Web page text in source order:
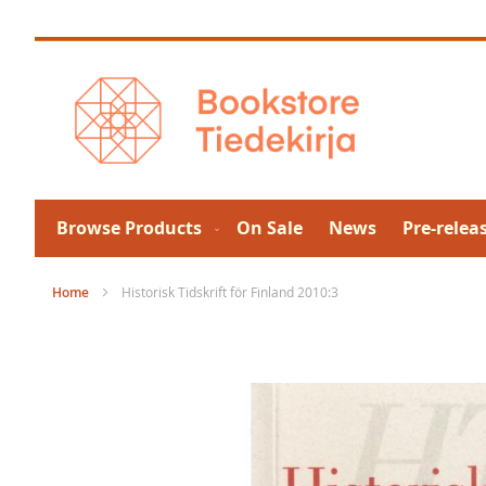
to
Browse Products On Sale News Pre-
Home Historisk Tidskrift för Finland 2010:3